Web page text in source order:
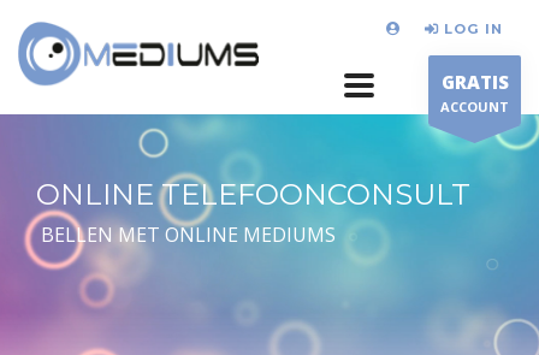
LOG IN
GRATIS
ACCOUNT
ONLINE TELEFOONCONSULT
BELLEN MET ONLINE MEDIUMS